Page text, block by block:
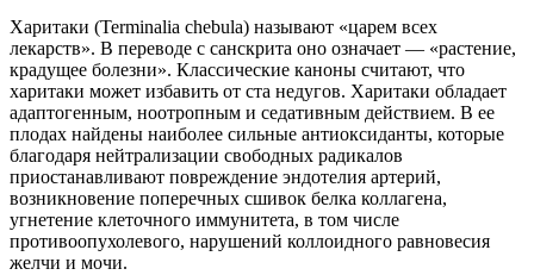
Харитаки (Terminalia chebula) называют «царем всех
лекарств». В переводе с санскрита оно означает — «растение,
крадущее болезни». Классические каноны считают, что
харитаки может избавить от ста недугов. Харитаки обладает
адаптогенным, ноотропным и седативным действием. В ее
плодах найдены наиболее сильные антиоксиданты, которые
благодаря нейтрализации свободных радикалов
приостанавливают повреждение эндотелия артерий,
возникновение поперечных сшивок белка коллагена,
угнетение клеточного иммунитета, в том числе
противоопухолевого, нарушений коллоидного равновесия
желчи и мочи.